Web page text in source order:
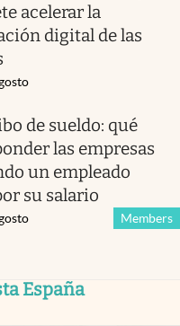
acelerar la
digital de las
de sueldo: qué
las empresas
un empleado
su salario
Members
España